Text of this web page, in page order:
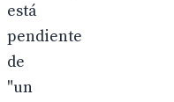
está
pendiente
de
"un